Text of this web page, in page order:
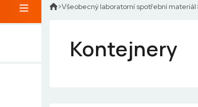
Všeobecný laboratorní spotřební materiál
Kontejnery